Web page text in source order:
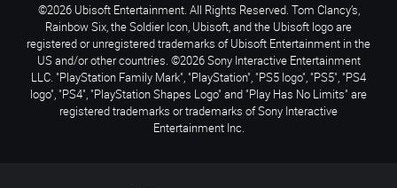
©2026 Ubisoft Entertainment. All Rights Reserved. Tom Clancy’s,
Rainbow Six, the Soldier Icon, Ubisoft, and the Ubisoft logo are
registered or unregistered trademarks of Ubisoft Entertainment in the
US and/or other countries. ©2026 Sony Interactive Entertainment
LLC. "PlayStation Family Mark", "PlayStation", "PS5 logo", "PS5", "PS4
logo", "PS4", "PlayStation Shapes Logo" and "Play Has No Limits" are
registered trademarks or trademarks of Sony Interactive
Entertainment Inc.